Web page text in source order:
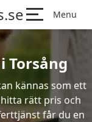
Menu
Torsång
kännas som ett
rätt pris och
får du en